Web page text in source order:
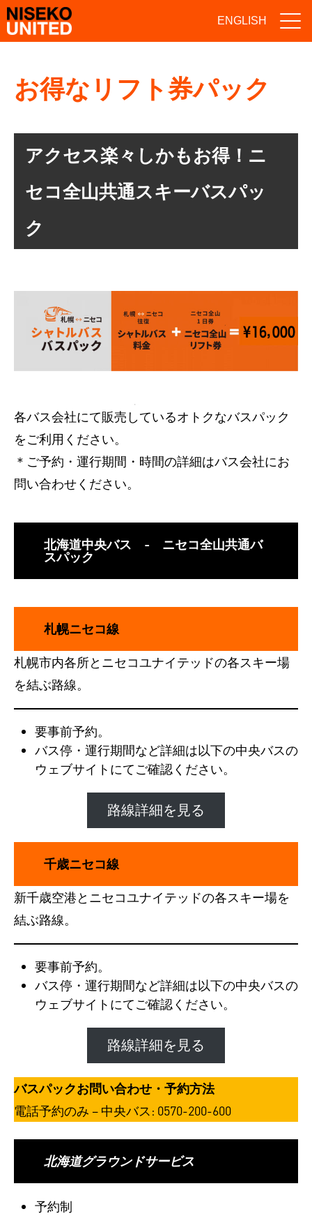
ENGLISH
お得なリフト券パック
アクセス楽々しかもお得！ニ
セコ全山共通スキーバスパッ
ク
各バス会社にて販売しているオトクなバスパック
をご利用ください。
＊ご予約・運行期間・時間の詳細はバス会社にお
問い合わせください。
北海道中央バス - ニセコ全山共通バ
スパック
札幌ニセコ線
札幌市内各所とニセコユナイテッドの各スキー場
を結ぶ路線。
要事前予約。
バス停・運行期間など詳細は以下の中央バスの
ウェブサイトにてご確認ください。
路線詳細を見る
千歳ニセコ線
新千歳空港とニセコユナイテッドの各スキー場を
結ぶ路線。
要事前予約。
バス停・運行期間など詳細は以下の中央バスの
ウェブサイトにてご確認ください。
路線詳細を見る
バスパックお問い合わせ・予約方法
電話予約のみ – 中央バス: 0570-200-600
北海道グラウンドサービス
予約制